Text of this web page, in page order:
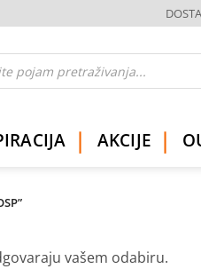
AKCIJE
vašem odabiru.